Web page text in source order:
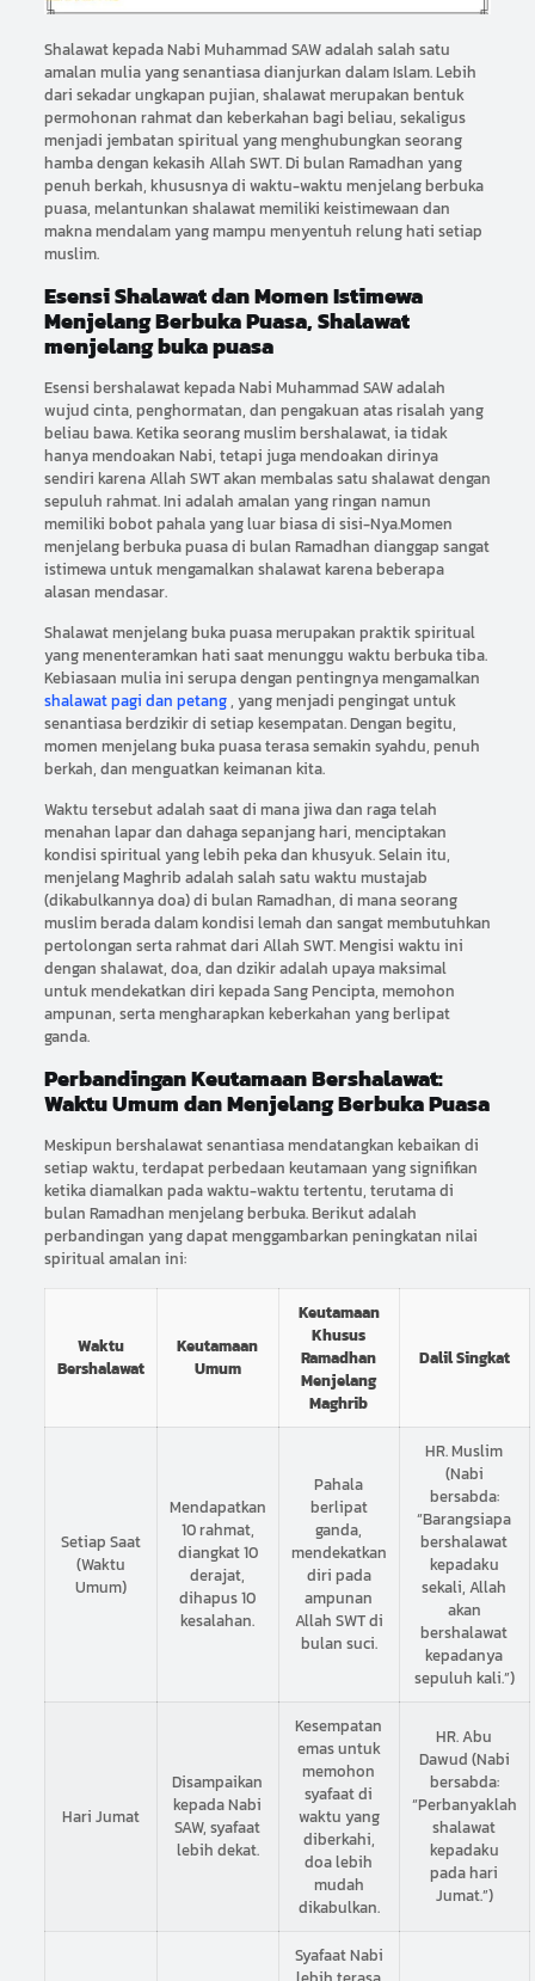
Shalawat kepada Nabi Muhammad SAW adalah salah satu
amalan mulia yang senantiasa dianjurkan dalam Islam. Lebih
dari sekadar ungkapan pujian, shalawat merupakan bentuk
permohonan rahmat dan keberkahan bagi beliau, sekaligus
menjadi jembatan spiritual yang menghubungkan seorang
hamba dengan kekasih Allah SWT. Di bulan Ramadhan yang
penuh berkah, khususnya di waktu-waktu menjelang berbuka
puasa, melantunkan shalawat memiliki keistimewaan dan
makna mendalam yang mampu menyentuh relung hati setiap
muslim.
Esensi Shalawat dan Momen Istimewa
Menjelang Berbuka Puasa, Shalawat
menjelang buka puasa
Esensi bershalawat kepada Nabi Muhammad SAW adalah
wujud cinta, penghormatan, dan pengakuan atas risalah yang
beliau bawa. Ketika seorang muslim bershalawat, ia tidak
hanya mendoakan Nabi, tetapi juga mendoakan dirinya
sendiri karena Allah SWT akan membalas satu shalawat dengan
sepuluh rahmat. Ini adalah amalan yang ringan namun
memiliki bobot pahala yang luar biasa di sisi-Nya.Momen
menjelang berbuka puasa di bulan Ramadhan dianggap sangat
istimewa untuk mengamalkan shalawat karena beberapa
alasan mendasar.
Shalawat menjelang buka puasa merupakan praktik spiritual
yang menenteramkan hati saat menunggu waktu berbuka tiba.
Kebiasaan mulia ini serupa dengan pentingnya mengamalkan
shalawat pagi dan petang, yang menjadi pengingat untuk
senantiasa berdzikir di setiap kesempatan. Dengan begitu,
momen menjelang buka puasa terasa semakin syahdu, penuh
berkah, dan menguatkan keimanan kita.
Waktu tersebut adalah saat di mana jiwa dan raga telah
menahan lapar dan dahaga sepanjang hari, menciptakan
kondisi spiritual yang lebih peka dan khusyuk. Selain itu,
menjelang Maghrib adalah salah satu waktu mustajab
(dikabulkannya doa) di bulan Ramadhan, di mana seorang
muslim berada dalam kondisi lemah dan sangat membutuhkan
pertolongan serta rahmat dari Allah SWT. Mengisi waktu ini
dengan shalawat, doa, dan dzikir adalah upaya maksimal
untuk mendekatkan diri kepada Sang Pencipta, memohon
ampunan, serta mengharapkan keberkahan yang berlipat
ganda.
Perbandingan Keutamaan Bershalawat:
Waktu Umum dan Menjelang Berbuka Puasa
Meskipun bershalawat senantiasa mendatangkan kebaikan di
setiap waktu, terdapat perbedaan keutamaan yang signifikan
ketika diamalkan pada waktu-waktu tertentu, terutama di
bulan Ramadhan menjelang berbuka. Berikut adalah
perbandingan yang dapat menggambarkan peningkatan nilai
spiritual amalan ini:
Waktu
Bershalawat
Keutamaan
Umum
Keutamaan
Khusus
Ramadhan
Menjelang
Maghrib
Dalil Singkat
Setiap Saat
(Waktu
Umum)
Mendapatkan
10 rahmat,
diangkat 10
derajat,
dihapus 10
kesalahan.
Pahala
berlipat
ganda,
mendekatkan
diri pada
ampunan
Allah SWT di
bulan suci.
HR. Muslim
(Nabi
bersabda:
“Barangsiapa
bershalawat
kepadaku
sekali, Allah
akan
bershalawat
kepadanya
sepuluh kali.”)
Hari Jumat
Disampaikan
kepada Nabi
SAW, syafaat
lebih dekat.
Kesempatan
emas untuk
memohon
syafaat di
waktu yang
diberkahi,
doa lebih
mudah
dikabulkan.
HR. Abu
Dawud (Nabi
bersabda:
“Perbanyaklah
shalawat
kepadaku
pada hari
Jumat.”)
Syafaat Nabi